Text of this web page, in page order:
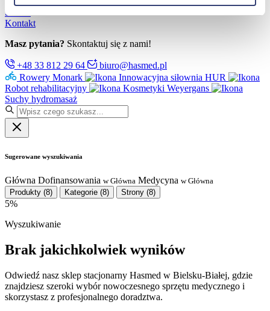
Serwis
Kontakt
Masz pytania? Skontaktuj się z nami!
+48 33 812 29 64
biuro@hasmed.pl
Rowery Monark
Innowacyjna siłownia HUR
Robot rehabilitacyjny
Kosmetyki Weyergans
Suchy hydromasaż
Sugerowane wyszukiwania
Główna Dofinansowania w Główna Medycyna w Główna
Produkty (8) Kategorie (8) Strony (8)
5%
Wyszukiwanie
Brak jakichkolwiek wyników
Odwiedź nasz sklep stacjonarny Hasmed w Bielsku-Białej, gdzie
znajdziesz szeroki wybór nowoczesnego sprzętu medycznego i
skorzystasz z profesjonalnego doradztwa.